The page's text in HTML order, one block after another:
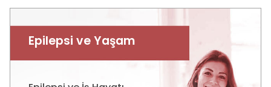
Epilepsi ve Yaşam